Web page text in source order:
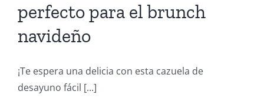
perfecto para el brunch
navideño
¡Te espera una delicia con esta cazuela de
desayuno fácil [...]